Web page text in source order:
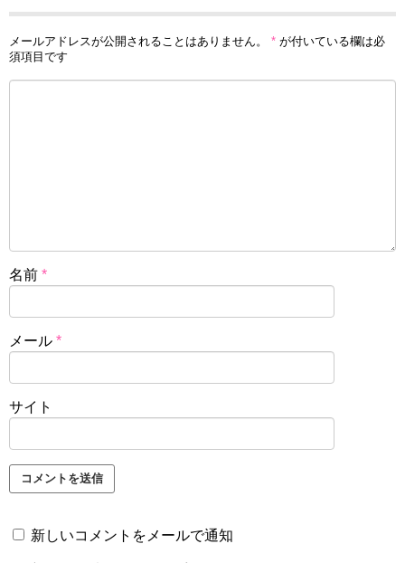
メールアドレスが公開されることはありません。 * が付いている欄は必
須項目です
名前 *
メール *
サイト
新しいコメントをメールで通知